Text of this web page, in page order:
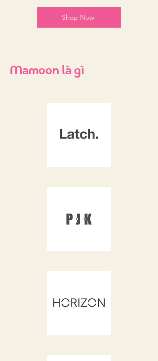
Shop Now
Mamoon là gì